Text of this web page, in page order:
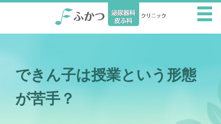
できん子は授業という形態
が苦手？